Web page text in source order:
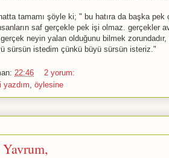
tamamı şöyle ki; " bu hatıra da başka pek
saf gerçekle pek işi olmaz. gerçekler
neyin yalan olduğunu bilmek
sürsün istedim çünkü büyü sürsün isteriz."
22:46
2 yorum:
yazdım öylesine